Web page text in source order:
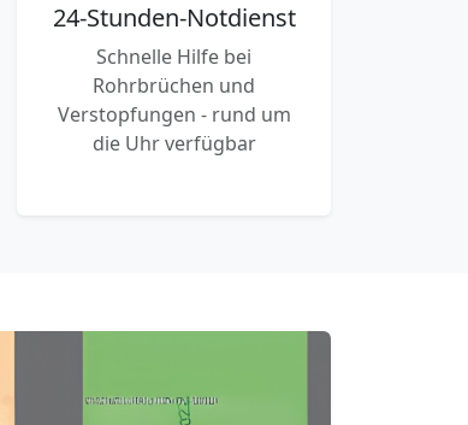
24-Stunden-Notdienst
Schnelle Hilfe bei
Rohrbrüchen und
Verstopfungen - rund um
die Uhr verfügbar